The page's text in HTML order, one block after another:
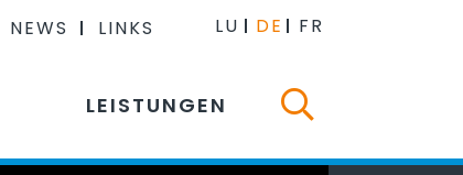
NEWS LINKS LU DE FR
LEISTUNGEN